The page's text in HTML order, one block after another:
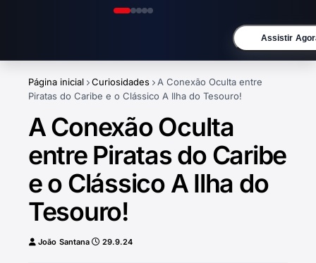
Assistir
Página inicial Curiosidades
A Conexão Oculta entre
Piratas do Caribe e o Clássico A Ilha do Tesouro!
A Conexão Oculta
entre Piratas do Caribe
e o Clássico A Ilha do
Tesouro!
João Santana 29.9.24